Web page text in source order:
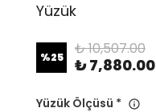
Yüzük
%25 ₺ 10,507.00
₺ 7,880.00
Yüzük Ölçüsü *